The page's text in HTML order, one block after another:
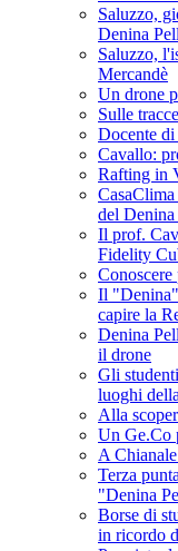
Saluzzo,
Denina
Saluzzo,
Mercandè
Un drone
Sulle
Docente di
Cavallo:
Rafting in
del
Il prof.
Fidelity
Conoscere
Il "Denina"
capire la
Denina
il drone
Gli
luoghi
Alla
Un Ge.Co
A
Terza
"Denina
Borse di
in ricordo